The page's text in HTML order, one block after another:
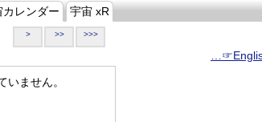
カレンダー 宇宙 xR
> >> >>>
いません。